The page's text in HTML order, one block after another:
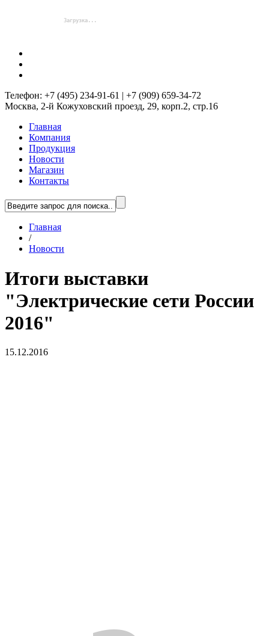
Телефон: +7 (495) 234-91-61 | +7 (909) 659-34-72
Москва, 2-й Кожуховский проезд, 29, корп.2, стр.16
Главная
Компания
Продукция
Новости
Магазин
Контакты
Главная
/
Новости
Итоги выставки
"Электрические сети России
2016"
15.12.2016